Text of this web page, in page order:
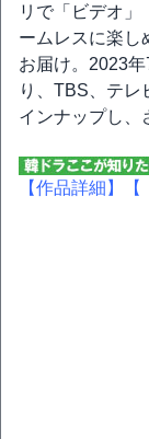
リで「ビデオ
ームレスに楽し
お届け。2023
り、TBS、テレ
インナップし、
【作品詳細】